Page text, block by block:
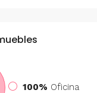
100% Oficina